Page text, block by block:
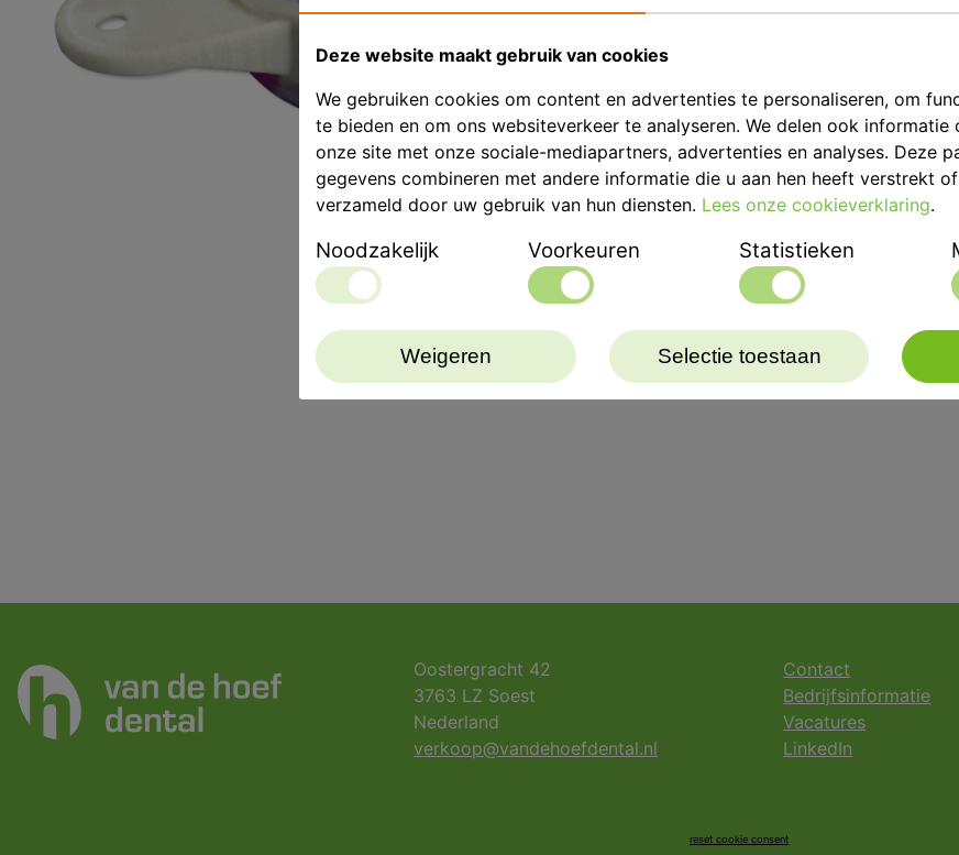
Oostergracht 42
3763 LZ Soest
Nederland
verkoop@vandehoefdental.nl
Contact
Bedrijfsinformatie
Vacatures
LinkedIn
reset cookie consent
Deze website maakt gebruik van cookies
We gebruiken cookies om content en advertenties te personaliseren, om
te bieden en om ons websiteverkeer te analyseren. We delen ook informatie
onze site met onze sociale-mediapartners, advertenties en analyses. Deze
gegevens combineren met andere informatie die u aan hen heeft verstrekt
verzameld door uw gebruik van hun diensten. Lees onze cookieverklaring.
Noodzakelijk Voorkeuren Statistieken
Weigeren Selectie toestaan